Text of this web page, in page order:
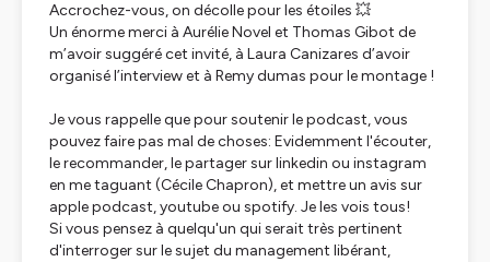
Accrochez-vous, on décolle pour les étoiles 💥
Un énorme merci à Aurélie Novel et Thomas Gibot de
m’avoir suggéré cet invité, à Laura Canizares d’avoir
organisé l’interview et à Remy dumas pour le montage !
Je vous rappelle que pour soutenir le podcast, vous
pouvez faire pas mal de choses: Evidemment l'écouter,
le recommander, le partager sur linkedin ou instagram
en me taguant (Cécile Chapron), et mettre un avis sur
apple podcast, youtube ou spotify. Je les vois tous!
Si vous pensez à quelqu'un qui serait très pertinent
d'interroger sur le sujet du management libérant,